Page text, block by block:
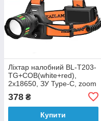
Ліхтар налобний BL-T203-
TG+COB(white+red),
2x18650, ЗУ Type-C, zoom
378 ₴
Купити